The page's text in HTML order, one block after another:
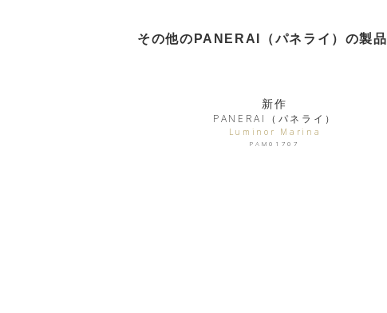
その他のPANERAI（パネライ）の製品
新作
PANERAI（パネライ）
Luminor Marina
PAM01707